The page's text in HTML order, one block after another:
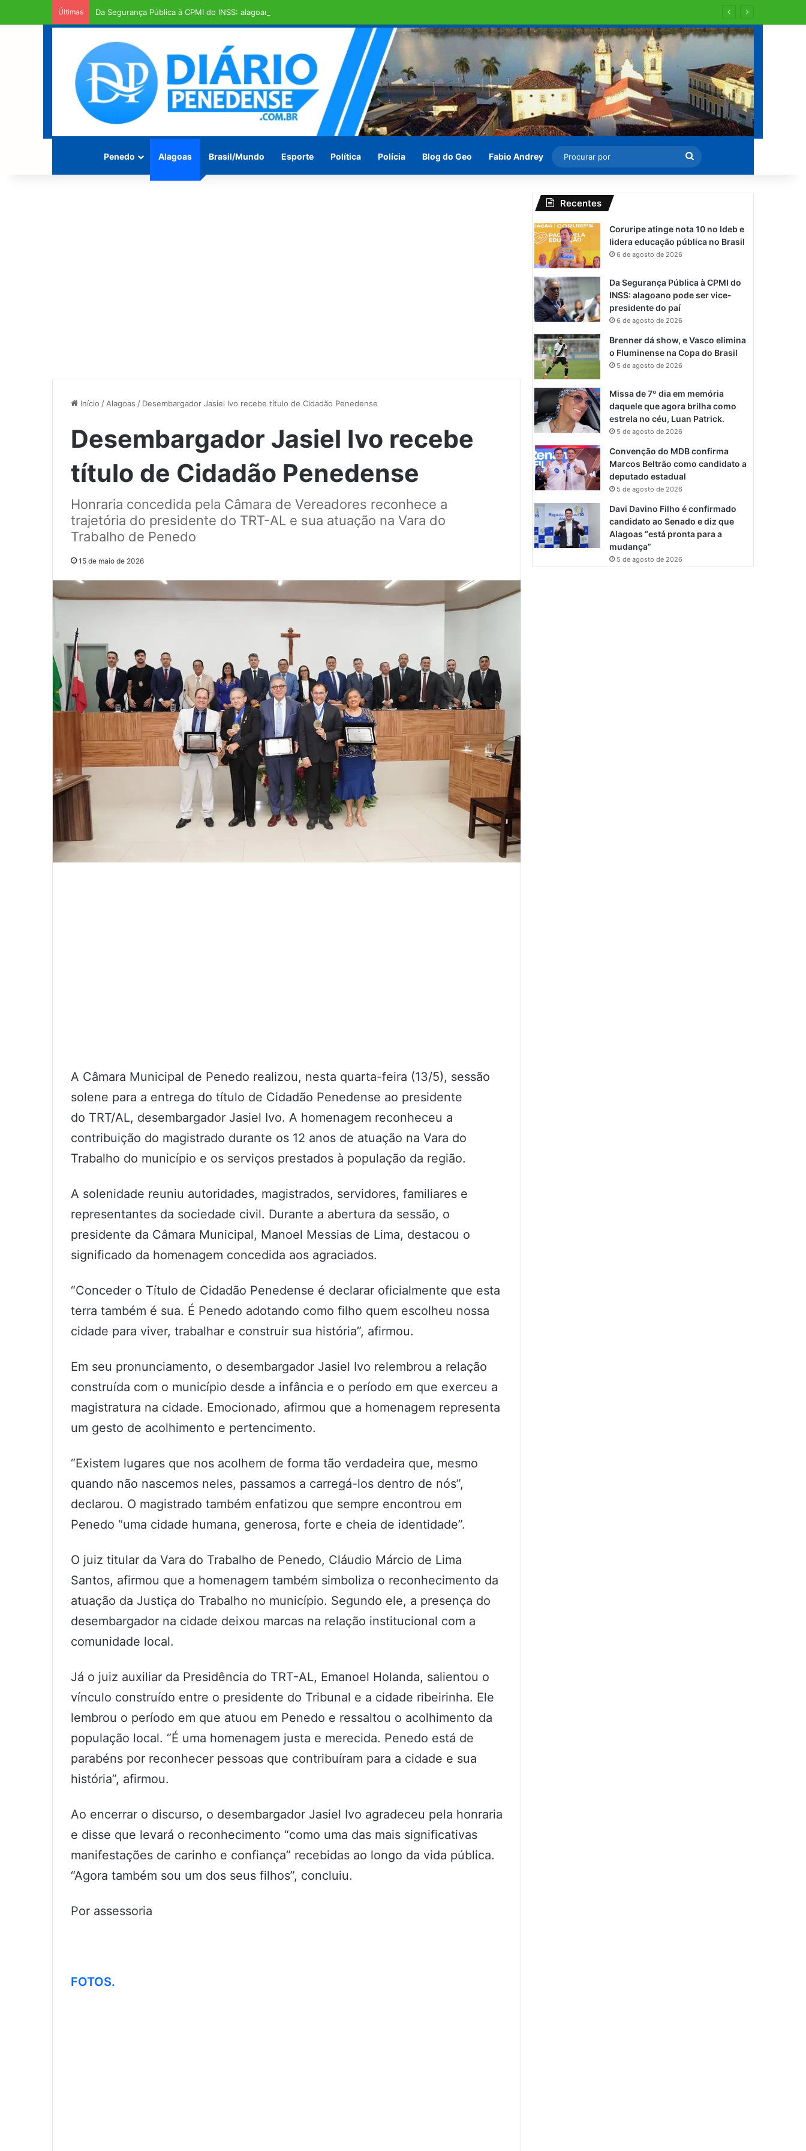
Últimas Da Segurança Pública à CPMI do INSS: alagoano pode ser vice-presidente do paí
Penedo Alagoas Brasil/Mundo Esporte Política Polícia Blog do Geo Fabio Andrey
Procurar
por
Início / Alagoas / Desembargador Jasiel Ivo recebe título de Cidadão Penedense
Desembargador Jasiel Ivo recebe
título de Cidadão Penedense
Honraria concedida pela Câmara de Vereadores reconhece a
trajetória do presidente do TRT-AL e sua atuação na Vara do
Trabalho de Penedo
15 de maio de 2026
A Câmara Municipal de Penedo realizou, nesta quarta-feira (13/5), sessão
solene para a entrega do título de Cidadão Penedense ao presidente
do TRT/AL, desembargador Jasiel Ivo. A homenagem reconheceu a
contribuição do magistrado durante os 12 anos de atuação na Vara do
Trabalho do município e os serviços prestados à população da região.
A solenidade reuniu autoridades, magistrados, servidores, familiares e
representantes da sociedade civil. Durante a abertura da sessão, o
presidente da Câmara Municipal, Manoel Messias de Lima, destacou o
significado da homenagem concedida aos agraciados.
“Conceder o Título de Cidadão Penedense é declarar oficialmente que esta
terra também é sua. É Penedo adotando como filho quem escolheu nossa
cidade para viver, trabalhar e construir sua história”, afirmou.
Em seu pronunciamento, o desembargador Jasiel Ivo relembrou a relação
construída com o município desde a infância e o período em que exerceu a
magistratura na cidade. Emocionado, afirmou que a homenagem representa
um gesto de acolhimento e pertencimento.
“Existem lugares que nos acolhem de forma tão verdadeira que, mesmo
quando não nascemos neles, passamos a carregá-los dentro de nós”,
declarou. O magistrado também enfatizou que sempre encontrou em
Penedo “uma cidade humana, generosa, forte e cheia de identidade”.
O juiz titular da Vara do Trabalho de Penedo, Cláudio Márcio de Lima
Santos, afirmou que a homenagem também simboliza o reconhecimento da
atuação da Justiça do Trabalho no município. Segundo ele, a presença do
desembargador na cidade deixou marcas na relação institucional com a
comunidade local.
Já o juiz auxiliar da Presidência do TRT-AL, Emanoel Holanda, salientou o
vínculo construído entre o presidente do Tribunal e a cidade ribeirinha. Ele
lembrou o período em que atuou em Penedo e ressaltou o acolhimento da
população local. “É uma homenagem justa e merecida. Penedo está de
parabéns por reconhecer pessoas que contribuíram para a cidade e sua
história”, afirmou.
Ao encerrar o discurso, o desembargador Jasiel Ivo agradeceu pela honraria
e disse que levará o reconhecimento “como uma das mais significativas
manifestações de carinho e confiança” recebidas ao longo da vida pública.
“Agora também sou um dos seus filhos”, concluiu.
Por assessoria
FOTOS.
Recentes
Coruripe atinge nota 10 no Ideb e
lidera educação pública no Brasil
6 de agosto de 2026
Da Segurança Pública à CPMI do
INSS: alagoano pode ser vice-
presidente do paí
6 de agosto de 2026
Brenner dá show, e Vasco elimina
o Fluminense na Copa do Brasil
5 de agosto de 2026
Missa de 7º dia em memória
daquele que agora brilha como
estrela no céu, Luan Patrick.
5 de agosto de 2026
Convenção do MDB confirma
Marcos Beltrão como candidato a
deputado estadual
5 de agosto de 2026
Davi Davino Filho é confirmado
candidato ao Senado e diz que
Alagoas “está pronta para a
mudança”
5 de agosto de 2026